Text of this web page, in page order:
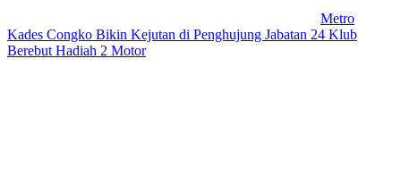
Metro
Kades Congko Bikin Kejutan di Penghujung Jabatan 24 Klub
Berebut Hadiah 2 Motor